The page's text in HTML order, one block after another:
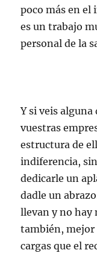
poco más en el
es un trabajo
personal de la
Y si veis alguna
vuestras
estructura de
indiferencia,
dedicarle un
dadle un
llevan y no hay
también, mejor
cargas que el